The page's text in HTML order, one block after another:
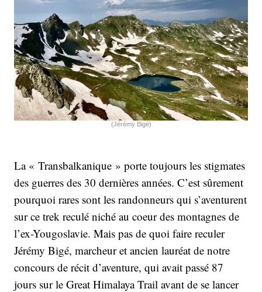
(Jérémy Bigé)
La « Transbalkanique » porte toujours les stigmates
des guerres des 30 dernières années. C’est sûrement
pourquoi rares sont les randonneurs qui s’aventurent
sur ce trek reculé niché au coeur des montagnes de
l’ex-Yougoslavie. Mais pas de quoi faire reculer
Jérémy Bigé, marcheur et ancien lauréat de notre
concours de récit d’aventure, qui avait passé 87
jours sur le Great Himalaya Trail avant de se lancer